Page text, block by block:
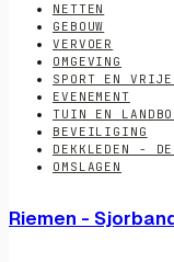
NETTEN
GEBOUW
VERVOER
OMGEVING
SPORT EN
EVENEMENT
TUIN EN
BEVEILIGING
DEKKLEDEN -
OMSLAGEN
Riemen -